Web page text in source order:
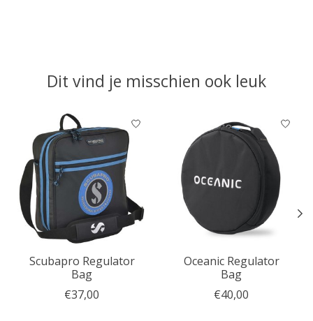
Dit vind je misschien ook leuk
Items van productcarrousel
Scubapro Regulator
Bag
€37,00
Oceanic Regulator
Bag
€40,00